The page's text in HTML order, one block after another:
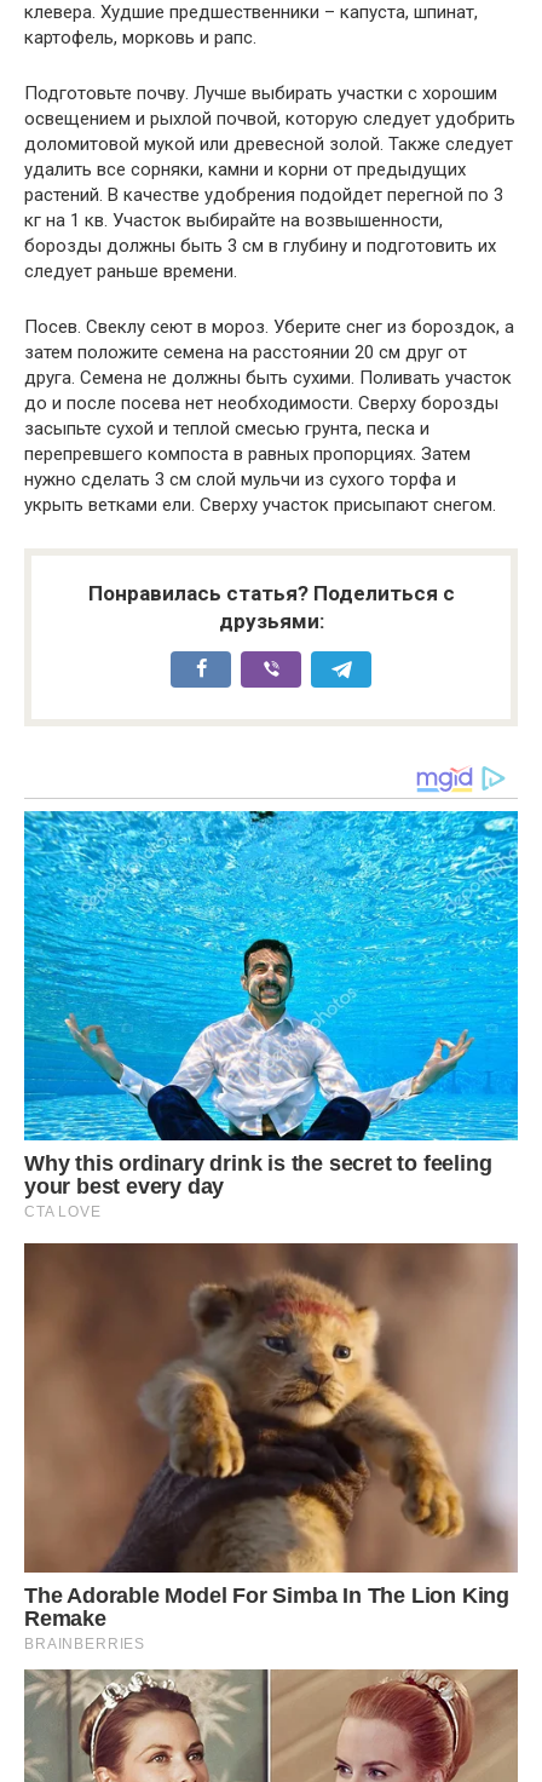
клевера. Худшие предшественники – капуста, шпинат,
картофель, морковь и рапс.
Подготовьте почву. Лучше выбирать участки с хорошим
освещением и рыхлой почвой, которую следует удобрить
доломитовой мукой или древесной золой. Также следует
удалить все сорняки, камни и корни от предыдущих
растений. В качестве удобрения подойдет перегной по 3
кг на 1 кв. Участок выбирайте на возвышенности,
борозды должны быть 3 см в глубину и подготовить их
следует раньше времени.
Посев. Свеклу сеют в мороз. Уберите снег из бороздок, а
затем положите семена на расстоянии 20 см друг от
друга. Семена не должны быть сухими. Поливать участок
до и после посева нет необходимости. Сверху борозды
засыпьте сухой и теплой смесью грунта, песка и
перепревшего компоста в равных пропорциях. Затем
нужно сделать 3 см слой мульчи из сухого торфа и
укрыть ветками ели. Сверху участок присыпают снегом.
Понравилась статья? Поделиться с
друзьями: